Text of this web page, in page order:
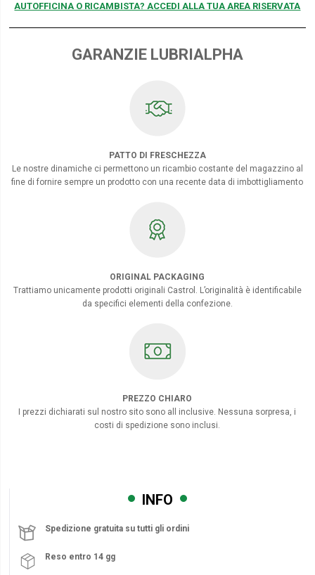
AUTOFFICINA O RICAMBISTA? ACCEDI ALLA TUA AREA RISERVATA
GARANZIE LUBRIALPHA
PATTO DI FRESCHEZZA
Le nostre dinamiche ci permettono un ricambio costante del magazzino al
fine di fornire sempre un prodotto con una recente data di imbottigliamento
ORIGINAL PACKAGING
Trattiamo unicamente prodotti originali Castrol. L’originalità è identificabile
da specifici elementi della confezione.
PREZZO CHIARO
I prezzi dichiarati sul nostro sito sono all inclusive. Nessuna sorpresa, i
costi di spedizione sono inclusi.
INFO
Spedizione gratuita su tutti gli ordini
Reso entro 14 gg